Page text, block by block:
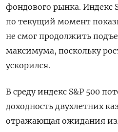
фондового рынка. Индекс
по текущий момент
не смог продолжить
максимума, поскольку
ускорился.
В среду индекс S&P 500
доходность двухлетних
отражающая ожидания